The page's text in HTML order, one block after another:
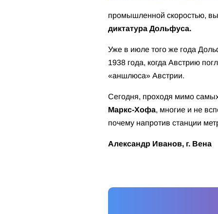
промышленной скоростью,
диктатура Дольфуса.
Уже в июле того же года
1938 года, когда Австрию
«аншлюса» Австрии.
Сегодня, проходя мимо
Маркс-Хофа, многие и не
почему напротив станции
Александр Иванов, г. Вена